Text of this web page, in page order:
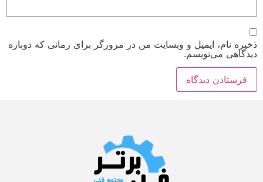
ذخیره نام، ایمیل و وبسایت من در مرورگر برای زمانی که دوباره
دیدگاهی می‌نویسم.